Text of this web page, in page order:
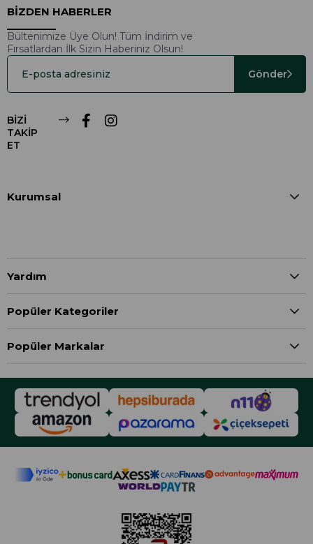
BİZDEN HABERLER
Bültenimize Üye Olun! Tüm İndirim ve
Fırsatlardan İlk Sizin Haberiniz Olsun!
Gönder
BİZİ
TAKİP
ET
Kurumsal
Yardım
Popüler Kategoriler
Popüler Markalar